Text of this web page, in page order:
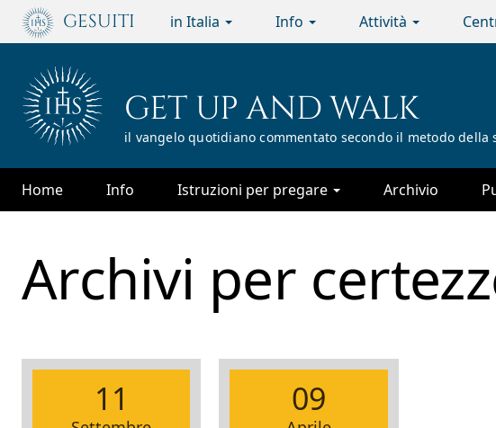
Passa
principale
GESUITI in Italia Info Attività
GET UP AND WALK
il vangelo quotidiano commentato secondo il metodo
Home Info Istruzioni per pregare Archivio
Archivi per
11 09